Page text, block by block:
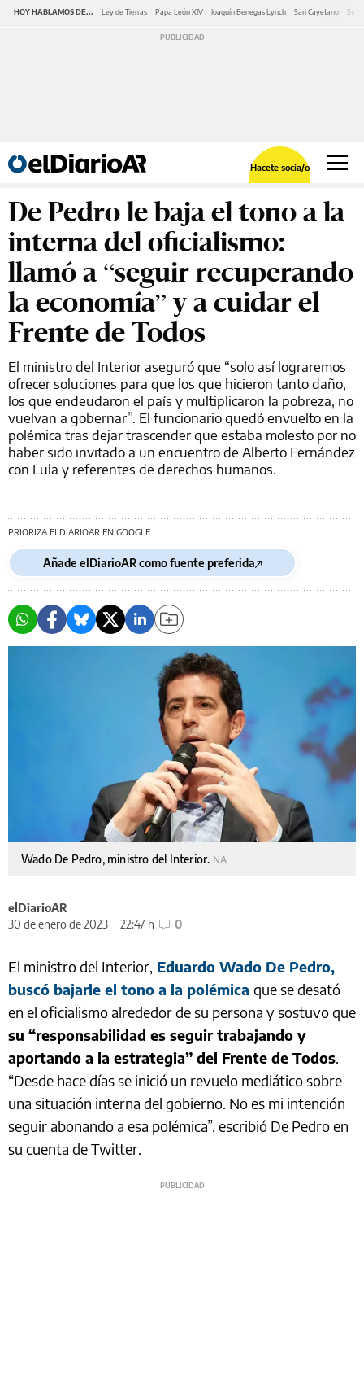
HOY HABLAMOS DE... Ley de Tierras Papa León XIV Joaquín Benegas Lynch San Cayetano
Hacete socia/o
De Pedro le baja el tono a la
interna del oficialismo:
llamó a “seguir recuperando
la economía” y a cuidar el
Frente de Todos
El ministro del Interior aseguró que “solo así lograremos
ofrecer soluciones para que los que hicieron tanto daño,
los que endeudaron el país y multiplicaron la pobreza, no
vuelvan a gobernar”. El funcionario quedó envuelto en la
polémica tras dejar trascender que estaba molesto por no
haber sido invitado a un encuentro de Alberto Fernández
con Lula y referentes de derechos humanos.
PRIORIZA ELDIARIOAR EN GOOGLE
Añade elDiarioAR como fuente preferida
Wado De Pedro, ministro del Interior. NA
elDiarioAR
30 de enero de 2023
22:47 h 0
El ministro del Interior, Eduardo Wado De Pedro,
buscó bajarle el tono a la polémica que se desató
en el oficialismo alrededor de su persona y sostuvo que
su “responsabilidad es seguir trabajando y
aportando a la estrategia” del Frente de Todos.
“Desde hace días se inició un revuelo mediático sobre
una situación interna del gobierno. No es mi intención
seguir abonando a esa polémica”, escribió De Pedro en
su cuenta de Twitter.